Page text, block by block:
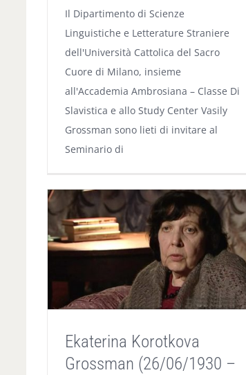
Il Dipartimento di Scienze
Linguistiche e Letterature Straniere
dell'Università Cattolica del Sacro
Cuore di Milano, insieme
all'Accademia Ambrosiana – Classe Di
Slavistica e allo Study Center Vasily
Grossman sono lieti di invitare al
Seminario di
Ekaterina Korotkova
Grossman (26/06/1930 –